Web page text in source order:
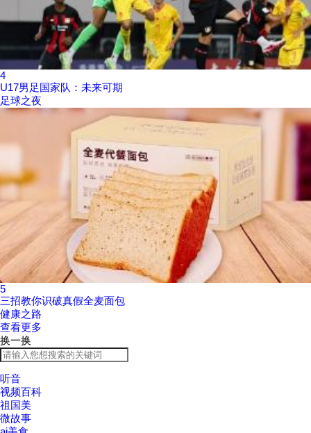
4
U17男足国家队：未来可期
足球之夜
5
三招教你识破真假全麦面包
健康之路
查看更多
换一换
听音
视频百科
祖国美
微故事